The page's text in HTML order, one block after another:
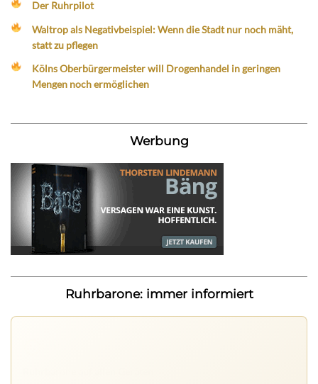
Der Ruhrpilot
Waltrop als Negativbeispiel: Wenn die Stadt nur noch mäht,
statt zu pflegen
Kölns Oberbürgermeister will Drogenhandel in geringen
Mengen noch ermöglichen
Werbung
Ruhrbarone: immer informiert